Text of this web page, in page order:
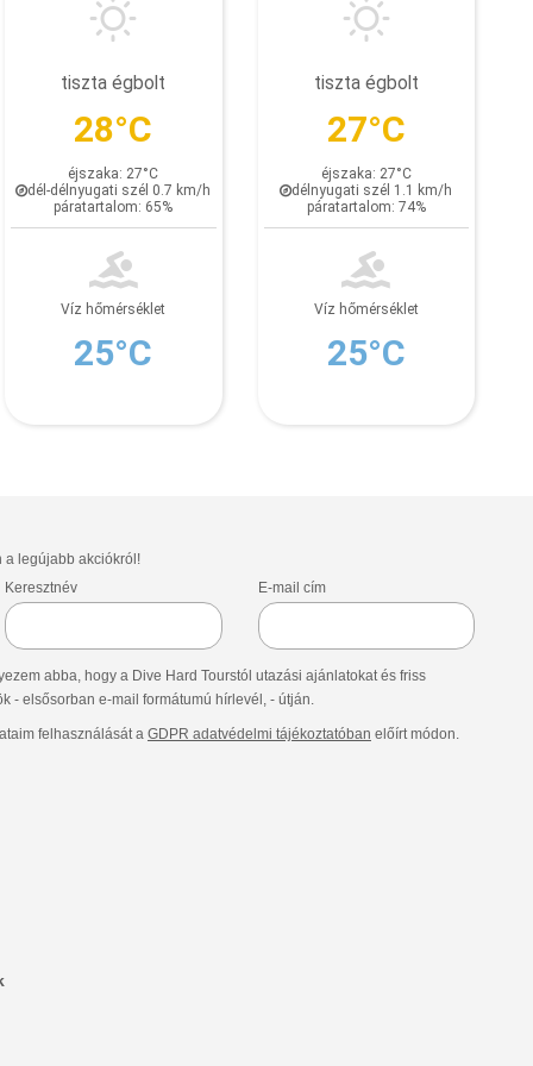
tiszta égbolt
28°C
éjszaka: 27°C
dél-délnyugati szél 0.7 km/h
páratartalom: 65%
Víz hőmérséklet
25°C
tiszta égbolt
27°C
éjszaka: 27°C
délnyugati szél 1.1 km/h
páratartalom: 74%
Víz hőmérséklet
25°C
a legújabb akciókról!
Keresztnév E-mail cím
abba, hogy a Dive Hard Tourstól utazási ajánlatokat és friss
- elsősorban e-mail formátumú hírlevél, - útján.
felhasználását a GDPR adatvédelmi tájékoztatóban előírt módon.